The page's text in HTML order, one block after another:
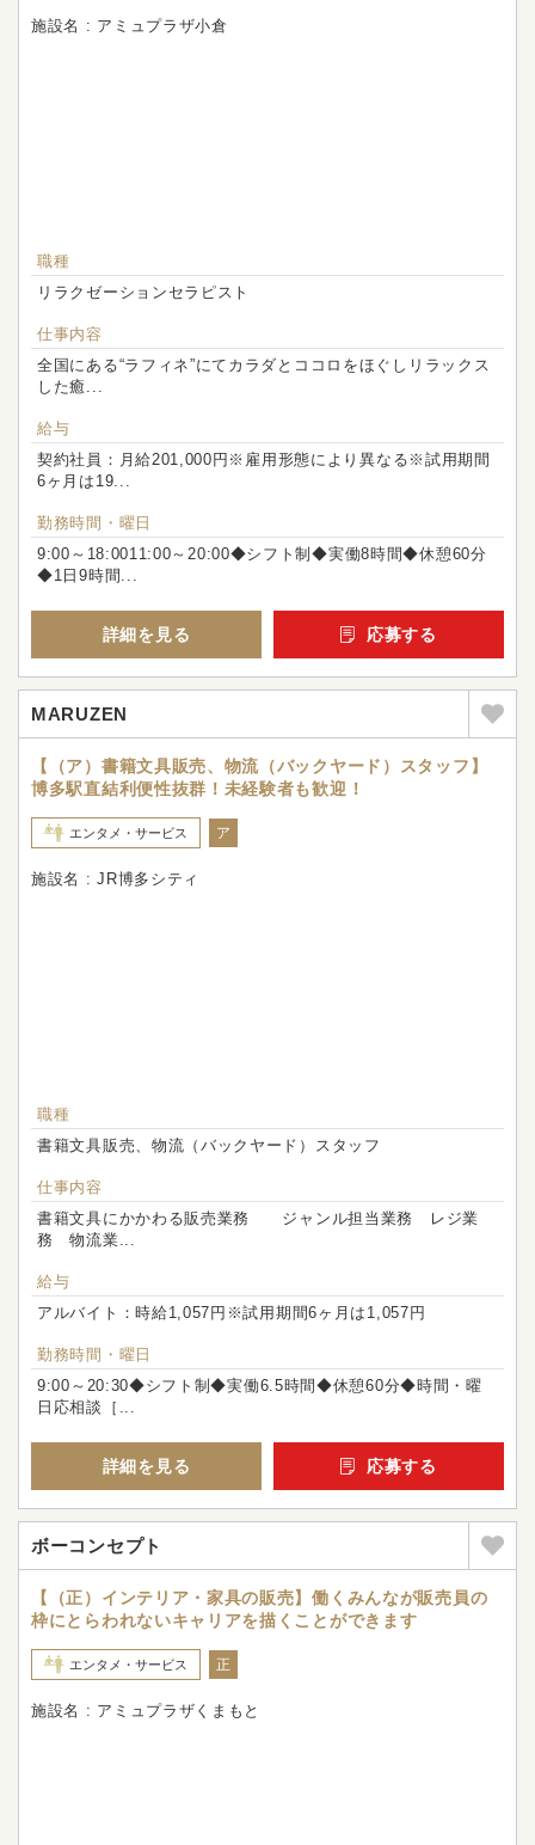
施設名 : アミュプラザ小倉
職種
リラクゼーションセラピスト
仕事内容
全国にある“ラフィネ”にてカラダとココロをほぐしリラックス
した癒...
給与
契約社員：月給201,000円※雇用形態により異なる※試用期間
6ヶ月は19...
勤務時間・曜日
9:00～18:0011:00～20:00◆シフト制◆実働8時間◆休憩60分
◆1日9時間...
詳細を見る 応募する
MARUZEN
【（ア）書籍文具販売、物流（バックヤード）スタッフ】
博多駅直結利便性抜群！未経験者も歓迎！
エンタメ・サービス ア
施設名 : JR博多シティ
職種
書籍文具販売、物流（バックヤード）スタッフ
仕事内容
書籍文具にかかわる販売業務 ジャンル担当業務 レジ業
務 物流業...
給与
アルバイト：時給1,057円※試用期間6ヶ月は1,057円
勤務時間・曜日
9:00～20:30◆シフト制◆実働6.5時間◆休憩60分◆時間・曜
日応相談［...
詳細を見る 応募する
ボーコンセプト
【（正）インテリア・家具の販売】働くみんなが販売員の
枠にとらわれないキャリアを描くことができます
エンタメ・サービス 正
施設名 : アミュプラザくまもと